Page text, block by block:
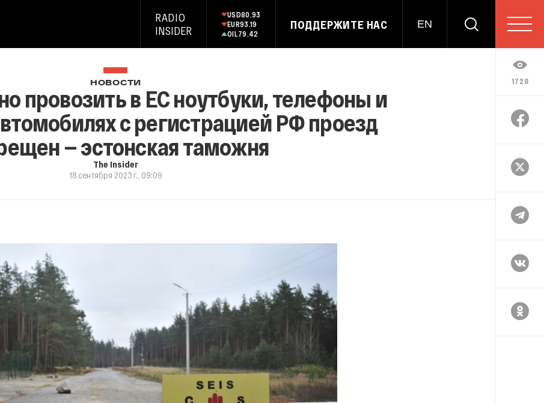
RADIO
INSIDER
USD80.93
EUR93.19
OIL79.42
ПОДДЕРЖИТЕ НАС EN
1728
НОВОСТИ
провозить в ЕС ноутбуки, телефоны и
с регистрацией РФ проезд
— эстонская таможня
The Insider
18 сентября 2023 г., 09:09